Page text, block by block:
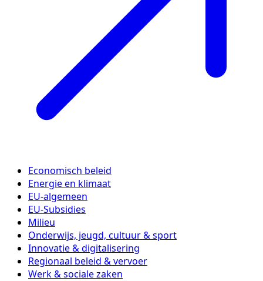
Economisch beleid
Energie en klimaat
EU-algemeen
EU-Subsidies
Milieu
Onderwijs, jeugd, cultuur & sport
Innovatie & digitalisering
Regionaal beleid & vervoer
Werk & sociale zaken